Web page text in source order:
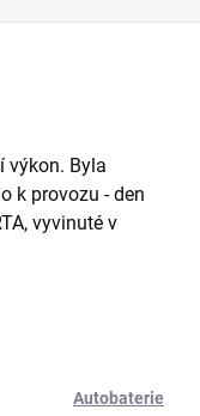
výkon. Byla
k provozu - den
vyvinuté v
Autobaterie